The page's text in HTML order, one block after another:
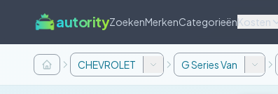
autorityZoekenMerkenCategorieënKosten
CHEVROLET G Series Van